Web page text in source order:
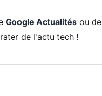
Google Actualitésou de
de l'actu tech !